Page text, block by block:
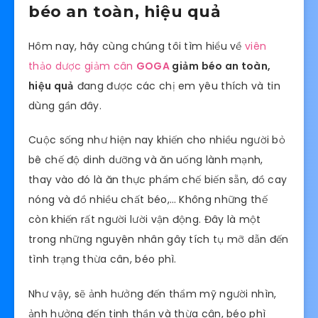
béo an toàn, hiệu quả
Hôm nay, hãy cùng chúng tôi tìm hiểu về viên
thảo dược giảm cân GOGAgiảm béo an toàn,
hiệu quả đang được các chị em yêu thích và tin
dùng gần đây.
Cuộc sống như hiện nay khiến cho nhiều người bỏ
bê chế độ dinh dưỡng và ăn uống lành mạnh,
thay vào đó là ăn thực phẩm chế biến sẵn, đồ cay
nóng và đồ nhiều chất béo,… Không những thế
còn khiến rất người lười vận động. Đây là một
trong những nguyên nhân gây tích tụ mỡ dẫn đến
tình trạng thừa cân, béo phì.
Như vậy, sẽ ảnh hưởng đến thẩm mỹ người nhìn,
ảnh hưởng đến tinh thần và thừa cân, béo phì